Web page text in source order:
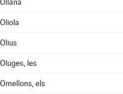
Oliana
Oliola
Olius
Oluges, les
Omellons, els